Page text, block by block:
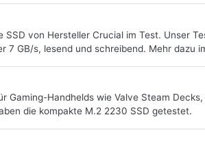
von Hersteller Crucial im Test. Unser
GB/s, lesend und schreibend. Mehr dazu
Handhelds wie Valve Steam Decks,
die kompakte M.2 2230 SSD getestet.